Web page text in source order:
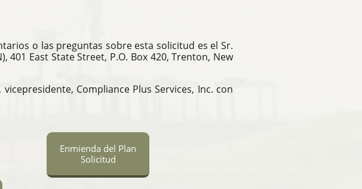
Enmienda del Plan
Solicitud
o las preguntas sobre esta solicitud es el Sr.
401 East State Street, P.O. Box 420, Trenton, New
Compliance Plus Services, Inc. con